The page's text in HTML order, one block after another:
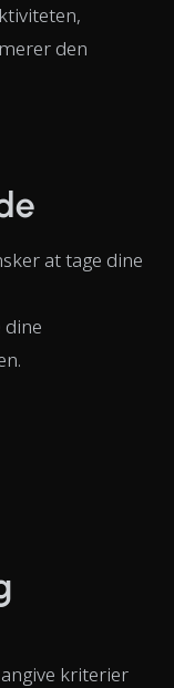
den
at tage dine
dine
kriterier